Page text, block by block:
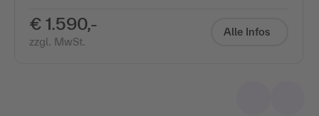
€ 1.590,-
zzgl. MwSt.
Alle Infos